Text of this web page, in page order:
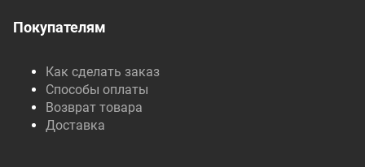
Покупателям
Как сделать заказ
Способы оплаты
Возврат товара
Доставка